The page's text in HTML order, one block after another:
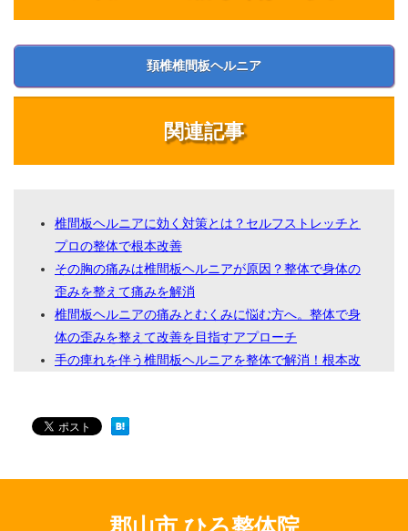
頚椎椎間板ヘルニア
関連記事
椎間板ヘルニアに効く対策とは？セルフストレッチと
プロの整体で根本改善
その胸の痛みは椎間板ヘルニアが原因？整体で身体の
歪みを整えて痛みを解消
椎間板ヘルニアの痛みとむくみに悩む方へ。整体で身
体の歪みを整えて改善を目指すアプローチ
手の痺れを伴う椎間板ヘルニアを整体で解消！根本改
善するための正しい知識
痛みの原因と対策